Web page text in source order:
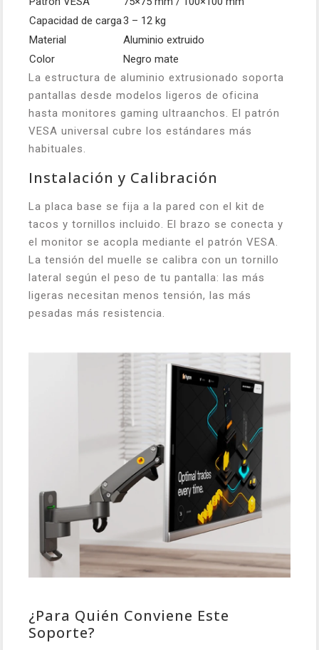
Capacidad de carga3 – 12 kg
Material
Aluminio extruido
Color
Negro mate
La estructura de aluminio extrusionado soporta
pantallas desde modelos ligeros de oficina
hasta monitores gaming ultraanchos. El patrón
VESA universal cubre los estándares más
habituales.
Instalación y Calibración
La placa base se fija a la pared con el kit de
tacos y tornillos incluido. El brazo se conecta y
el monitor se acopla mediante el patrón VESA.
La tensión del muelle se calibra con un tornillo
lateral según el peso de tu pantalla: las más
ligeras necesitan menos tensión, las más
pesadas más resistencia.
¿Para Quién Conviene Este
Soporte?